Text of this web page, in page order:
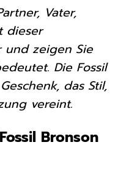
Vater,
dieser
und zeigen Sie
Die Fossil
das Stil,
vereint.
Bronson